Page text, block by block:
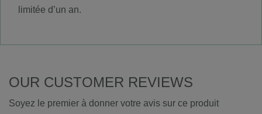
limitée d’un an.
OUR CUSTOMER REVIEWS
Soyez le premier à donner votre avis sur ce produit